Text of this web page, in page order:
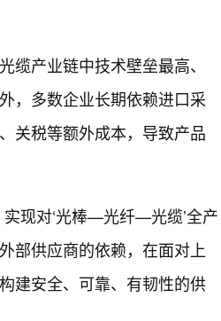
产业链中技术壁垒最高、
，多数企业长期依赖进口采
关税等额外成本，导致产品
现对‘光棒—光纤—光缆’全产
部供应商的依赖，在面对上
建安全、可靠、有韧性的供